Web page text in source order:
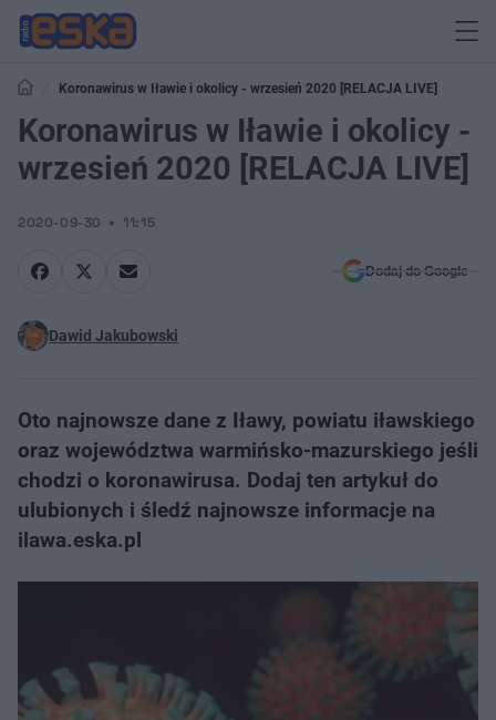
Koronawirus w Iławie i okolicy - wrzesień 2020 [RELACJA LIVE]
Koronawirus w Iławie i okolicy -
wrzesień 2020 [RELACJA LIVE]
2020-09-30 11:15
Dodaj do Google
Dawid Jakubowski
Oto najnowsze dane z Iławy, powiatu iławskiego
oraz województwa warmińsko-mazurskiego jeśli
chodzi o koronawirusa. Dodaj ten artykuł do
ulubionych i śledź najnowsze informacje na
ilawa.eska.pl